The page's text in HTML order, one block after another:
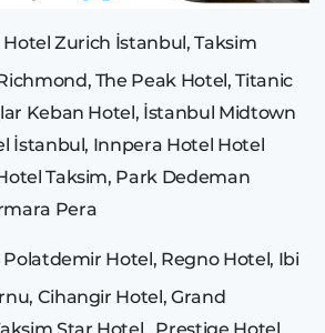
Hotel Zurich İstanbul, Taksim
The Peak Hotel, Titanic
Keban Hotel, İstanbul Midtown
İstanbul, Innpera Hotel Hotel
Taksim, Park Dedeman
Pera
Polatdemir Hotel, Regno Hotel, Ibi
Cihangir Hotel, Grand